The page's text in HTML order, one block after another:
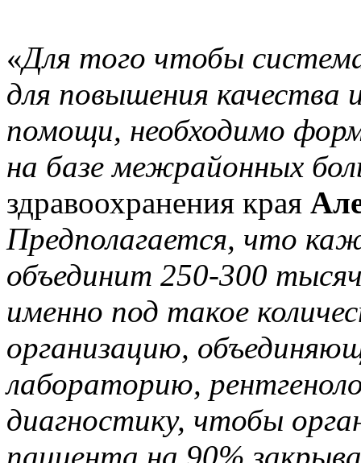
«Для того чтобы
для повышения качества
помощи, необходимо
на базе межрайонных
здравоохранения края
Предполагается, что
объединит 250-300
именно под такое
организацию,
лабораторию,
диагностику, чтобы